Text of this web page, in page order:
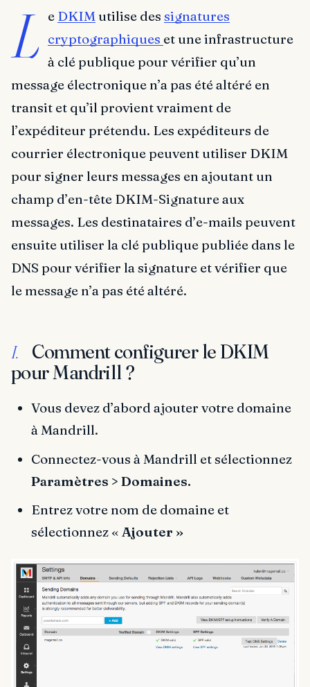
L e DKIM utilise des signatures
cryptographiques et une infrastructure
à clé publique pour vérifier qu’un
message électronique n’a pas été altéré en
transit et qu’il provient vraiment de
l’expéditeur prétendu. Les expéditeurs de
courrier électronique peuvent utiliser DKIM
pour signer leurs messages en ajoutant un
champ d’en-tête DKIM-Signature aux
messages. Les destinataires d’e-mails peuvent
ensuite utiliser la clé publique publiée dans le
DNS pour vérifier la signature et vérifier que
le message n’a pas été altéré.
I.
Comment configurer le DKIM
pour Mandrill ?
Vous devez d’abord ajouter votre domaine
à Mandrill.
Connectez-vous à Mandrill et sélectionnez
Paramètres > Domaines.
Entrez votre nom de domaine et
sélectionnez « Ajouter »